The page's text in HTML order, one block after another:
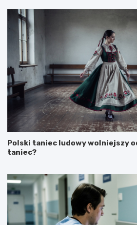
Polski taniec ludowy wolniejszy
taniec?